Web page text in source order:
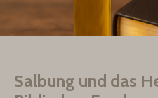
Salbung und das